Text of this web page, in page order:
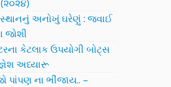
(૨૦૨૪)
અનોખું ઘરેણું : જવાઈ
જોશી
કેટલાક ઉપયોગી બોટ્સ
અધ્યારૂ
પાંપણ ના ભીંજાય.. –